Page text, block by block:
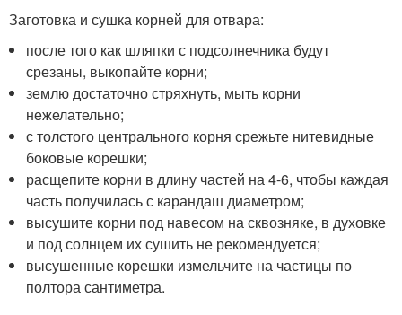
Заготовка и сушка корней для отвара:
после того как шляпки с подсолнечника будут
срезаны, выкопайте корни;
землю достаточно стряхнуть, мыть корни
нежелательно;
с толстого центрального корня срежьте нитевидные
боковые корешки;
расщепите корни в длину частей на 4-6, чтобы каждая
часть получилась с карандаш диаметром;
высушите корни под навесом на сквозняке, в духовке
и под солнцем их сушить не рекомендуется;
высушенные корешки измельчите на частицы по
полтора сантиметра.